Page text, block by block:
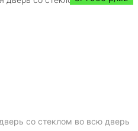
со стеклом во всю дверь